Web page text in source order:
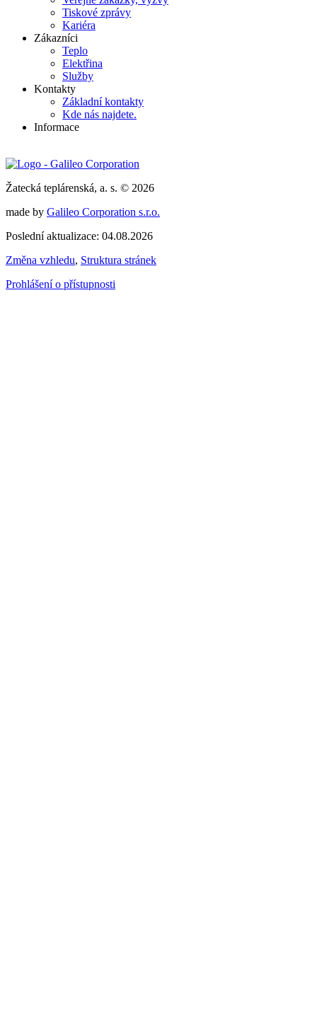
Tiskové zprávy
Kariéra
Zákazníci
Teplo
Elektřina
Služby
Kontakty
Základní kontakty
Kde nás najdete.
Informace
Žatecká teplárenská, a. s. © 2026
made by Galileo Corporation s.r.o.
Poslední aktualizace: 04.08.2026
Změna vzhledu, Struktura stránek
Prohlášení o přístupnosti